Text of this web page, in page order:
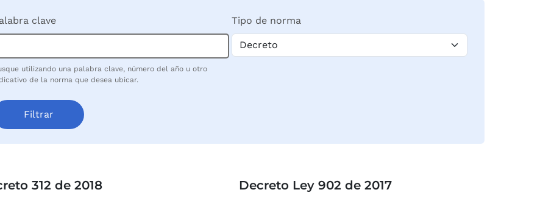
clave
utilizando una palabra clave, número del año u otro
de la norma que desea ubicar.
Tipo de norma
312 de 2018 Decreto Ley 902 de 2017